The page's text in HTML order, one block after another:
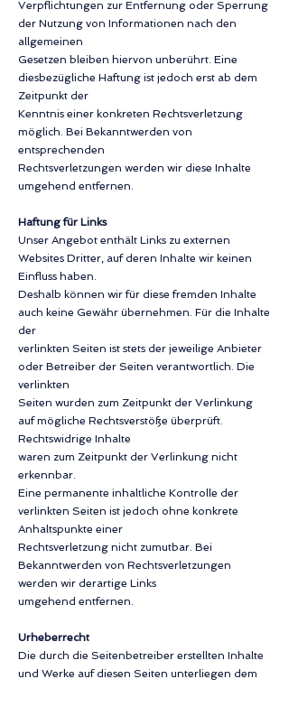
Verpflichtungen zur Entfernung oder Sperrung
der Nutzung von Informationen nach den
allgemeinen
Gesetzen bleiben hiervon unberührt. Eine
diesbezügliche Haftung ist jedoch erst ab dem
Zeitpunkt der
Kenntnis einer konkreten Rechtsverletzung
möglich. Bei Bekanntwerden von
entsprechenden
Rechtsverletzungen werden wir diese Inhalte
umgehend entfernen.
Haftung für Links
Unser Angebot enthält Links zu externen
Websites Dritter, auf deren Inhalte wir keinen
Einfluss haben.
Deshalb können wir für diese fremden Inhalte
auch keine Gewähr übernehmen. Für die Inhalte
der
verlinkten Seiten ist stets der jeweilige Anbieter
oder Betreiber der Seiten verantwortlich. Die
verlinkten
Seiten wurden zum Zeitpunkt der Verlinkung
auf mögliche Rechtsverstöße überprüft.
Rechtswidrige Inhalte
waren zum Zeitpunkt der Verlinkung nicht
erkennbar.
Eine permanente inhaltliche Kontrolle der
verlinkten Seiten ist jedoch ohne konkrete
Anhaltspunkte einer
Rechtsverletzung nicht zumutbar. Bei
Bekanntwerden von Rechtsverletzungen
werden wir derartige Links
umgehend entfernen.
Urheberrecht
Die durch die Seitenbetreiber erstellten Inhalte
und Werke auf diesen Seiten unterliegen dem